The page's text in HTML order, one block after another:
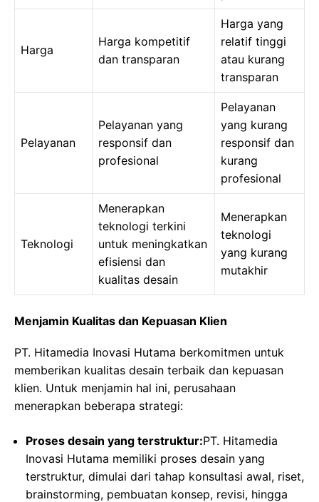
Harga
Harga kompetitif
dan transparan
Harga yang
relatif tinggi
atau kurang
transparan
Pelayanan
Pelayanan yang
responsif dan
profesional
Pelayanan
yang kurang
responsif dan
kurang
profesional
Teknologi
Menerapkan
teknologi terkini
untuk meningkatkan
efisiensi dan
kualitas desain
Menerapkan
teknologi
yang kurang
mutakhir
Menjamin Kualitas dan Kepuasan Klien
PT. Hitamedia Inovasi Hutama berkomitmen untuk
memberikan kualitas desain terbaik dan kepuasan
klien. Untuk menjamin hal ini, perusahaan
menerapkan beberapa strategi:
Proses desain yang terstruktur:PT. Hitamedia
Inovasi Hutama memiliki proses desain yang
terstruktur, dimulai dari tahap konsultasi awal, riset,
brainstorming, pembuatan konsep, revisi, hingga